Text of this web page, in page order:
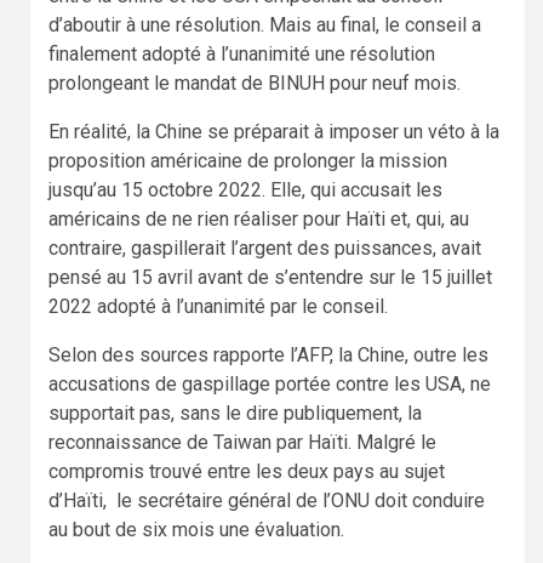
d’aboutir à une résolution. Mais au final, le conseil a
finalement adopté à l’unanimité une résolution
prolongeant le mandat de BINUH pour neuf mois.
En réalité, la Chine se préparait à imposer un véto à la
proposition américaine de prolonger la mission
jusqu’au 15 octobre 2022. Elle, qui accusait les
américains de ne rien réaliser pour Haïti et, qui, au
contraire, gaspillerait l’argent des puissances, avait
pensé au 15 avril avant de s’entendre sur le 15 juillet
2022 adopté à l’unanimité par le conseil.
Selon des sources rapporte l’AFP, la Chine, outre les
accusations de gaspillage portée contre les USA, ne
supportait pas, sans le dire publiquement, la
reconnaissance de Taiwan par Haïti. Malgré le
compromis trouvé entre les deux pays au sujet
d’Haïti, le secrétaire général de l’ONU doit conduire
au bout de six mois une évaluation.